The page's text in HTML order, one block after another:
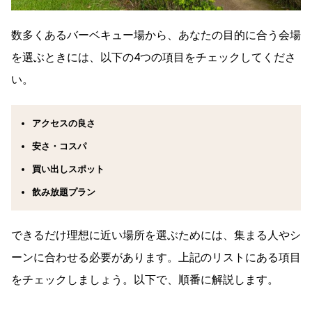
数多くあるバーベキュー場から、あなたの目的に合う会場
を選ぶときには、以下の4つの項目をチェックしてくださ
い。
アクセスの良さ
安さ・コスパ
買い出しスポット
飲み放題プラン
できるだけ理想に近い場所を選ぶためには、集まる人やシ
ーンに合わせる必要があります。上記のリストにある項目
をチェックしましょう。以下で、順番に解説します。